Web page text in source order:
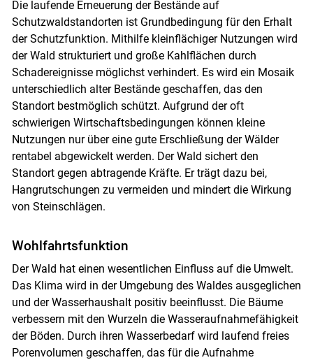
Die laufende Erneuerung der Bestände auf
Schutzwaldstandorten ist Grundbedingung für den Erhalt
der Schutzfunktion. Mithilfe kleinflächiger Nutzungen wird
der Wald strukturiert und große Kahlflächen durch
Schadereignisse möglichst verhindert. Es wird ein Mosaik
unterschiedlich alter Bestände geschaffen, das den
Standort bestmöglich schützt. Aufgrund der oft
schwierigen Wirtschaftsbedingungen können kleine
Nutzungen nur über eine gute Erschließung der Wälder
rentabel abgewickelt werden. Der Wald sichert den
Standort gegen abtragende Kräfte. Er trägt dazu bei,
Hangrutschungen zu vermeiden und mindert die Wirkung
von Steinschlägen.
Wohlfahrtsfunktion
Der Wald hat einen wesentlichen Einfluss auf die Umwelt.
Das Klima wird in der Umgebung des Waldes ausgeglichen
und der Wasserhaushalt positiv beeinflusst. Die Bäume
verbessern mit den Wurzeln die Wasseraufnahmefähigkeit
der Böden. Durch ihren Wasserbedarf wird laufend freies
Porenvolumen geschaffen, das für die Aufnahme